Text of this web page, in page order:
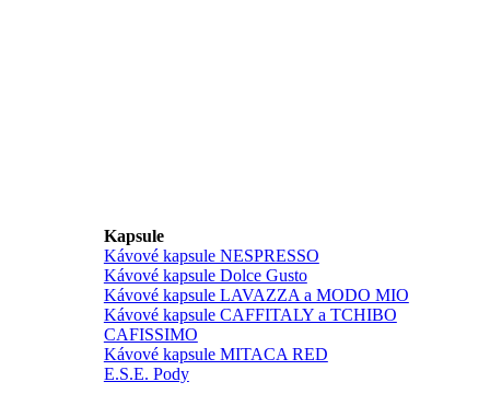
Kapsule
Kávové kapsule NESPRESSO
Kávové kapsule Dolce Gusto
Kávové kapsule LAVAZZA a MODO MIO
Kávové kapsule CAFFITALY a TCHIBO
CAFISSIMO
Kávové kapsule MITACA RED
E.S.E. Pody